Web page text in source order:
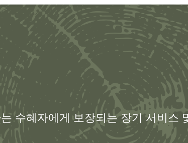
수혜자에게 보장되는 장기 서비스